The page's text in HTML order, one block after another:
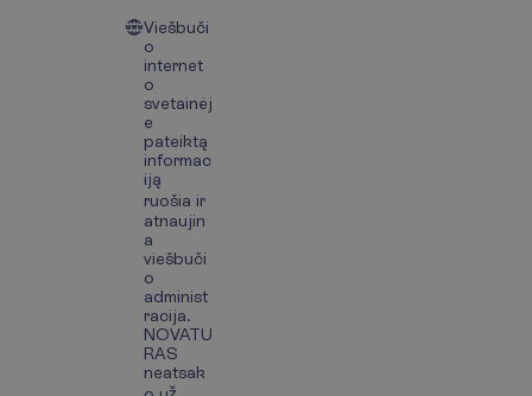
Viešbuči
o
internet
o
svetainėj
e
pateiktą
informac
iją
ruošia ir
atnaujin
a
viešbuči
o
administ
racija.
NOVATU
RAS
neatsak